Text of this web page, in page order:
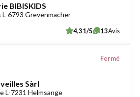
BIBISKIDS
6793 Grevenmacher
4,31/5 13Avis
Sàrl
L-7231 Helmsange
Fermé